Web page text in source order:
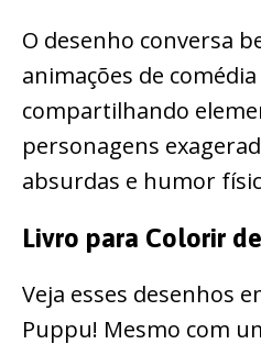
O desenho conversa
animações de
compartilhando
personagens
absurdas e humor
Livro para Colorir
Veja esses desenhos
Puppu! Mesmo com